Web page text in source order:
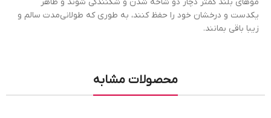
یکدست و درخشان خود را حفظ کنند، به طوری که طولانی‌مدت سالم و
زیبا باقی بمانند.
محصولات مشابه